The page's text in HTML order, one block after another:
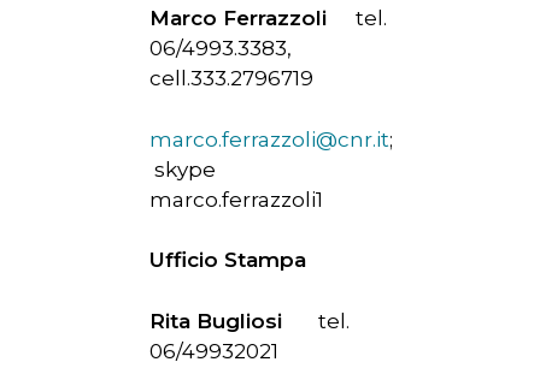
Marco Ferrazzoli tel.
06/4993.3383,
cell.333.2796719
marco.ferrazzoli@cnr.it;
skype
marco.ferrazzoli1
Ufficio Stampa
Rita Bugliosi tel.
06/49932021